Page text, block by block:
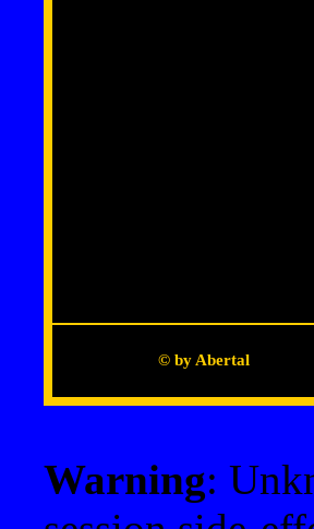
© by Abertal
Warning: